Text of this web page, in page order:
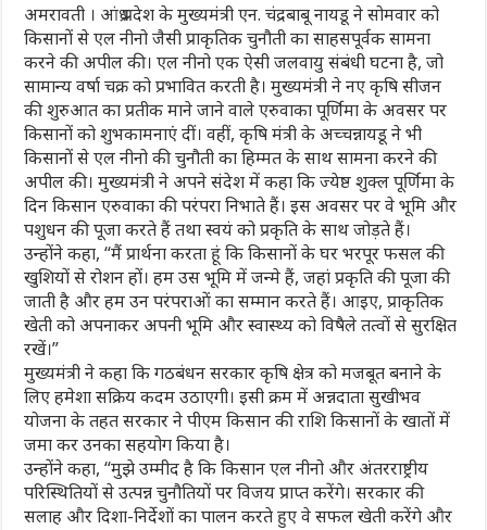
अमरावती । आंध्र प्रदेश के मुख्यमंत्री एन. चंद्रबाबू नायडू ने सोमवार को
किसानों से एल नीनो जैसी प्राकृतिक चुनौती का साहसपूर्वक सामना
करने की अपील की। एल नीनो एक ऐसी जलवायु संबंधी घटना है, जो
सामान्य वर्षा चक्र को प्रभावित करती है। मुख्यमंत्री ने नए कृषि सीजन
की शुरुआत का प्रतीक माने जाने वाले एरुवाका पूर्णिमा के अवसर पर
किसानों को शुभकामनाएं दीं। वहीं, कृषि मंत्री के अच्चन्नायडू ने भी
किसानों से एल नीनो की चुनौती का हिम्मत के साथ सामना करने की
अपील की। मुख्यमंत्री ने अपने संदेश में कहा कि ज्येष्ठ शुक्ल पूर्णिमा के
दिन किसान एरुवाका की परंपरा निभाते हैं। इस अवसर पर वे भूमि और
पशुधन की पूजा करते हैं तथा स्वयं को प्रकृति के साथ जोड़ते हैं।
उन्होंने कहा, “मैं प्रार्थना करता हूं कि किसानों के घर भरपूर फसल की
खुशियों से रोशन हों। हम उस भूमि में जन्मे हैं, जहां प्रकृति की पूजा की
जाती है और हम उन परंपराओं का सम्मान करते हैं। आइए, प्राकृतिक
खेती को अपनाकर अपनी भूमि और स्वास्थ्य को विषैले तत्वों से सुरक्षित
रखें।”
मुख्यमंत्री ने कहा कि गठबंधन सरकार कृषि क्षेत्र को मजबूत बनाने के
लिए हमेशा सक्रिय कदम उठाएगी। इसी क्रम में अन्नदाता सुखीभव
योजना के तहत सरकार ने पीएम किसान की राशि किसानों के खातों में
जमा कर उनका सहयोग किया है।
उन्होंने कहा, “मुझे उम्मीद है कि किसान एल नीनो और अंतरराष्ट्रीय
परिस्थितियों से उत्पन्न चुनौतियों पर विजय प्राप्त करेंगे। सरकार की
सलाह और दिशा-निर्देशों का पालन करते हुए वे सफल खेती करेंगे और